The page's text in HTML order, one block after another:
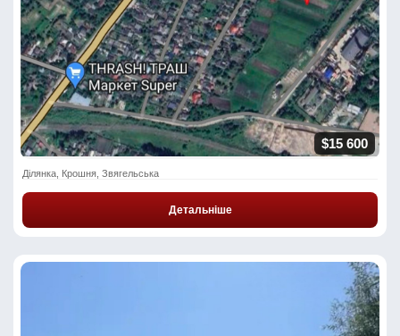
$15 600
Ділянка, Крошня, Звягельська
Детальніше